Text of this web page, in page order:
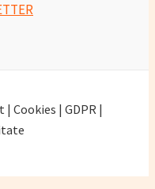
Cookies | GDPR |